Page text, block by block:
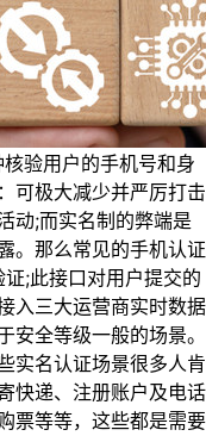
验用户的手机号和身
可极大减少并严厉打击
动;而实名制的弊端是
。那么常见的手机认证
;此接口对用户提交的
入三大运营商实时数据
安全等级一般的场景。
名认证场景很多人肯
快递、注册账户及电话
票等等，这些都是需要